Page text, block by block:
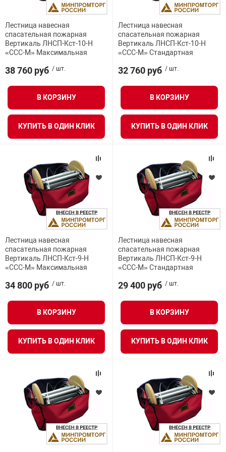
решения
установки
оборудование
управления
и аналитики
объектов
периметра
и экипировка
Средства
Стволы
Узлы
Установки
Шкафы
Щиты
Табло
Термошкафы
Лестница навесная
спасательная пожарная
Вертикаль ЛНСП-Кст-10-Н
«ССС-М» Максимальная
38 760 руб / шт.
В КОРЗИНУ
КУПИТЬ В ОДИН КЛИК
Лестница навесная
спасательная пожарная
Вертикаль ЛНСП-Кст-10-Н
«ССС-М» Стандартная
32 760 руб / шт.
В КОРЗИНУ
КУПИТЬ В ОДИН КЛИК
Лестница навесная
спасательная пожарная
Вертикаль ЛНСП-Кст-9-Н
«ССС-М» Максимальная
34 800 руб / шт.
В КОРЗИНУ
КУПИТЬ В ОДИН КЛИК
Лестница навесная
спасательная пожарная
Вертикаль ЛНСП-Кст-9-Н
«ССС-М» Стандартная
29 400 руб / шт.
В КОРЗИНУ
КУПИТЬ В ОДИН КЛИК